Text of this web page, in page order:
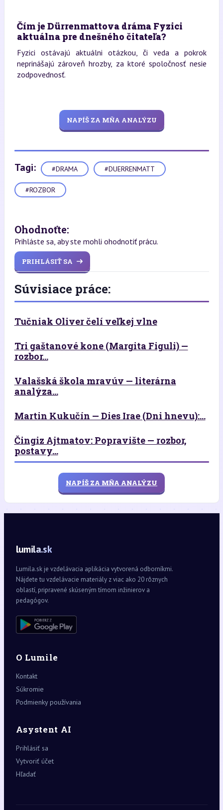
Čím je Dürrenmattova dráma Fyzici
aktuálna pre dnešného čitateľa?
Fyzici ostávajú aktuálni otázkou, či veda a pokrok
neprinášajú zároveň hrozby, za ktoré spoločnosť nesie
zodpovednosť.
NAPÍŠ ZA MŇA ANALÝZU
Tagi: #DRAMA #DUERRENMATT
#ROZBOR
Ohodnoťte:
Prihláste sa, aby ste mohli ohodnotiť prácu.
PRIHLÁSIŤ SA
Súvisiace práce:
Tučniak Oliver čelí veľkej vlne
Tri gaštanové kone (Margita Figuli) —
rozbor...
Valašská škola mravúv — literárna
analýza...
Martin Kukučín — Dies Irae (Dni hnevu):...
Čingiz Ajtmatov: Popravište — rozbor,
postavy...
NAPÍŠ ZA MŇA ANALÝZU
lumila.sk
Lumila.sk je vzdelávacia aplikácia vytvorená odborníkmi.
Nájdete tu vzdelávacie materiály z viac ako 20 rôznych
oblastí, pripravené skúseným tímom inžinierov a
pedagógov.
O Lumile
Kontakt
Súkromie
Podmienky používania
Asystent AI
Prihlásiť sa
Vytvoriť účet
Hľadať